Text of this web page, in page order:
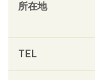
所在地
TEL